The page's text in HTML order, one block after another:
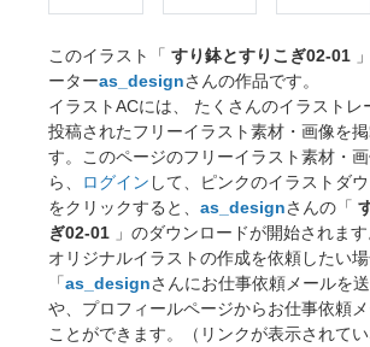
このイラスト「 すり鉢とすりこぎ02-01
ーターas_designさんの作品です。
イラストACには、 たくさんのイラストレ
投稿されたフリーイラスト素材・画像を
す。このページのフリーイラスト素材・
ら、
ログイン して、ピンクのイラストダ
をクリックすると、 as_designさんの「
ぎ02-01 」のダウンロードが開始されます
オリジナルイラストの作成を依頼したい場
「as_designさんにお仕事依頼メールを
や、プロフィールページからお仕事依頼
ことができます。（リンクが表示されて